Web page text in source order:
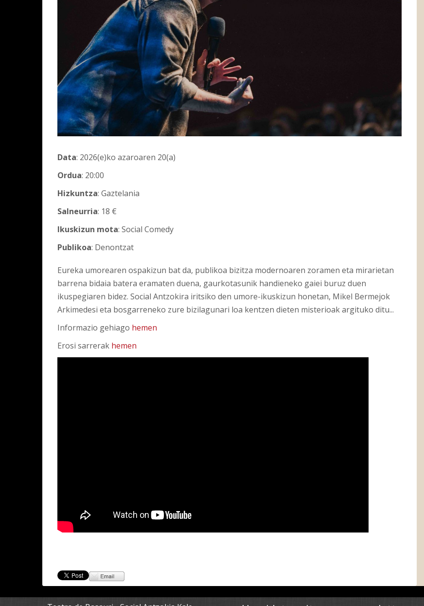
Data: 2026(e)ko azaroaren 20(a)
Ordua: 20:00
Hizkuntza: Gaztelania
Salneurria: 18 €
Ikuskizun mota: Social Comedy
Publikoa: Denontzat
Eureka umorearen ospakizun bat da, publikoa bizitza modernoaren zoramen eta mirarietan
barrena bidaia batera eramaten duena, gaurkotasunik handieneko gaiei buruz duen
ikuspegiaren bidez. Social Antzokira iritsiko den umore-ikuskizun honetan, Mikel Bermejok
Arkimedesi eta bosgarreneko zure bizilagunari loa kentzen dieten misterioak argituko ditu...
Informazio gehiago hemen
Erosi sarrerak hemen